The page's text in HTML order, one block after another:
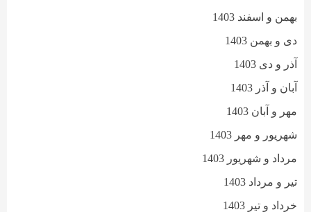
بهمن و اسفند 1403
دی و بهمن 1403
آذر و دی 1403
آبان و آذر 1403
مهر و آبان 1403
شهریور و مهر 1403
مرداد و شهریور 1403
تیر و مرداد 1403
خرداد و تیر 1403